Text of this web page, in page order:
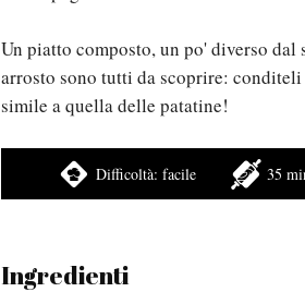
Un piatto composto, un po' diverso
arrosto sono tutti da scoprire:
simile a quella delle patatine!
Difficoltà: facile 35
Ingredienti